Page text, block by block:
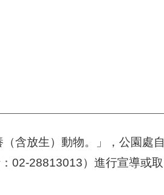
含放生）動物。」，公園處自
02-28813013）進行宣導或取